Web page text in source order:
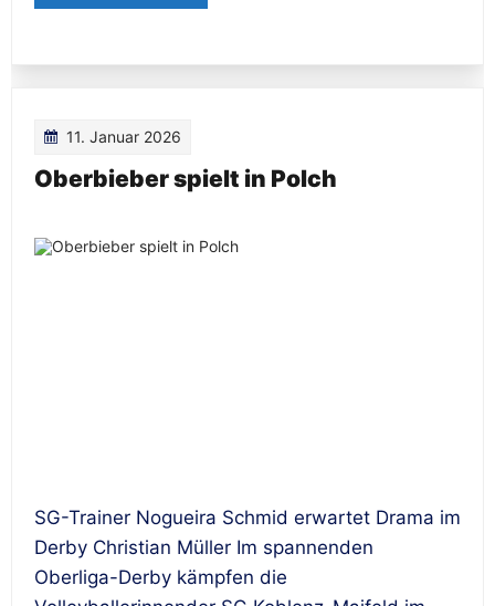
11. Januar 2026
Oberbieber spielt in Polch
SG-Trainer Nogueira Schmid erwartet Drama im
Derby Christian Müller Im spannenden
Oberliga-Derby kämpfen die